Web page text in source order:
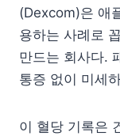
(Dexcom)은 애
용하는 사례로
만드는 회사다.
통증 없이 미세
이 혈당 기록은